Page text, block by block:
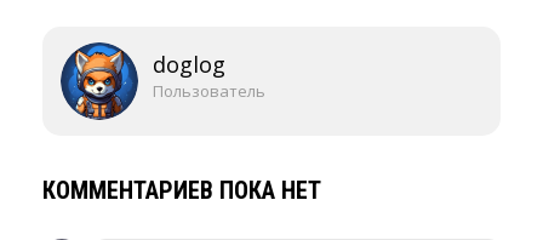
doglog
Пользователь
КОММЕНТАРИЕВ ПОКА НЕТ